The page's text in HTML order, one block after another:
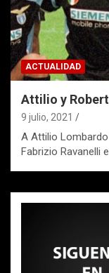
ACTUALIDAD
Attilio y
9 julio, 2021
A Attilio
Fabrizio Ravanelli